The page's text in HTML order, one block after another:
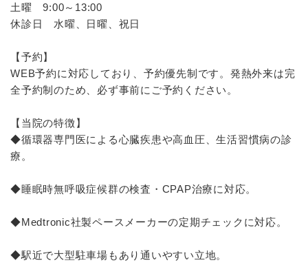
土曜 9:00～13:00
休診日 水曜、日曜、祝日
【予約】
WEB予約に対応しており、予約優先制です。発熱外来は完
全予約制のため、必ず事前にご予約ください。
【当院の特徴】
◆循環器専門医による心臓疾患や高血圧、生活習慣病の診
療。
◆睡眠時無呼吸症候群の検査・CPAP治療に対応。
◆Medtronic社製ペースメーカーの定期チェックに対応。
◆駅近で大型駐車場もあり通いやすい立地。